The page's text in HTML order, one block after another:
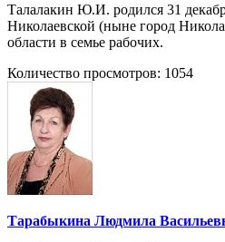
Талалакин Ю.И. родился 31
Николаевской (ныне город
области в семье рабочих.
Количество просмотров: 1054
Тарабыкина Людмила